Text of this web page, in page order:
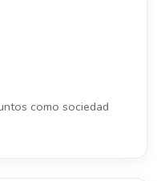
como sociedad